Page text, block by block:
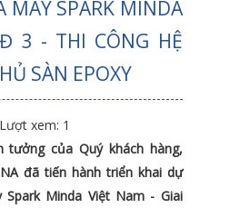
MÁY SPARK MINDA
3 - THI CÔNG HỆ
SÀN EPOXY
Lượt xem: 1
của Quý khách hàng,
đã tiến hành triển khai dự
Minda Việt Nam - Giai